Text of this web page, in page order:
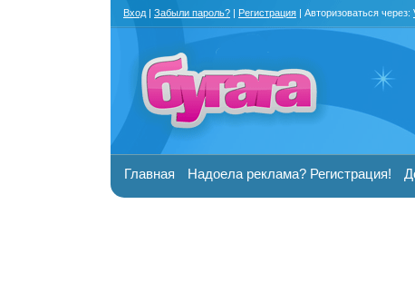
Вход | Забыли пароль? | Регистрация | Авторизоваться через:
Главная Надоела реклама? Регистрация!